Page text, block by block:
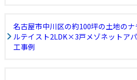
名古屋市中川区の約100坪の土地のナ
ルテイスト2LDK×3戸メゾネットア
工事例